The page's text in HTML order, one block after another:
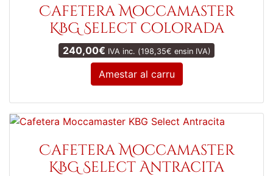
Cafetera Moccamaster
KBG Select colorada
240,00€ IVA inc. (198,35€ ensin IVA)
Amestar al carru
Cafetera Moccamaster
KBG Select Antracita